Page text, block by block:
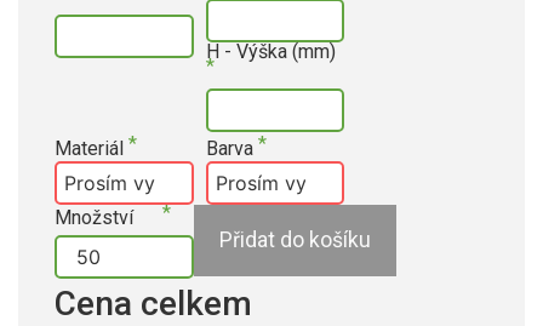
H - Výška (mm)
Materiál Barva
Množství
Cena celkem
Přidat do košíku